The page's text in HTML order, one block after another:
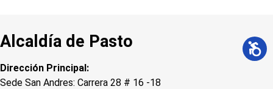
Alcaldía de Pasto
Dirección Principal:
Sede San Andres: Carrera 28 # 16 -18